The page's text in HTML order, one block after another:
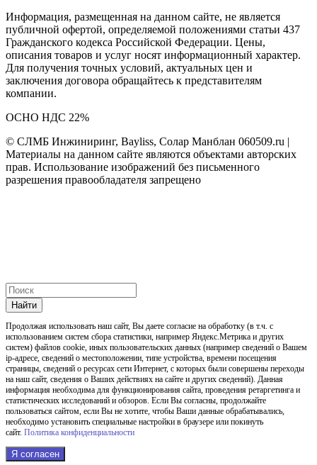
Информация, размещенная на данном сайте, не является
публичной офертой, определяемой положениями статьи 437
Гражданского кодекса Российской Федерации. Цены,
описания товаров и услуг носят информационный характер.
Для получения точных условий, актуальных цен и
заключения договора обращайтесь к представителям
компании.
ОСНО НДС 22%
© СЛМБ Инжиниринг, Bayliss, Солар Манблан 060509.ru |
Материалы на данном сайте являются объектами авторских
прав. Использование изображений без письменного
разрешения правообладателя запрещено
Найти
Продолжая использовать наш cайт, Вы даете согласие на обработку (в т.ч. с
использованием систем сбора статистики, например Яндекс.Метрика и других
систем) файлов cookie, иных пользовательских данных (например сведений о Вашем
ip-адресе, сведений о местоположении, типе устройства, времени посещения
страницы, сведений о ресурсах сети Интернет, с которых были совершены переходы
на наш сайт, сведения о Ваших действиях на сайте и других сведений). Данная
информация необходима для функционирования сайта, проведения ретаргетинга и
статистических исследований и обзоров. Если Вы согласны, продолжайте
пользоваться сайтом, если Вы не хотите, чтобы Ваши данные обрабатывались,
необходимо установить специальные настройки в браузере или покинуть
сайт. Политика конфиденциальности
Я согласен